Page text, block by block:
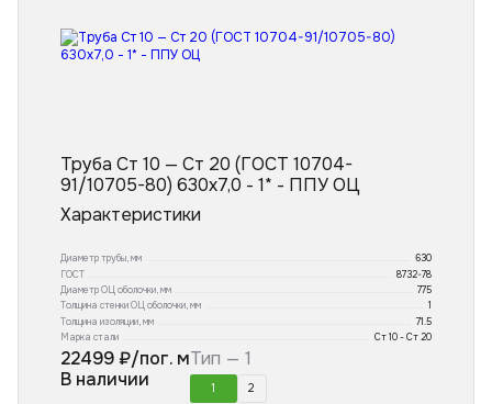
Труба Ст 10 — Ст 20 (ГОСТ 10704-
91/10705-80) 630x7,0 - 1* - ППУ ОЦ
Характеристики
Диаметр трубы, мм
630
ГОСТ
8732-78
Диаметр ОЦ оболочки, мм
775
Толщина стенки ОЦ оболочки, мм
1
Толщина изоляции, мм
71.5
Марка стали
Ст 10 - Ст 20
22499₽/пог. м
В наличии
Тип — 1
1 2